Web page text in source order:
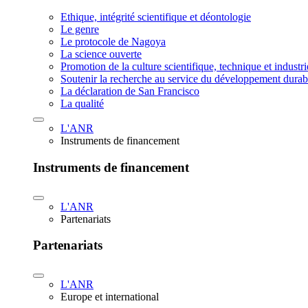
Ethique, intégrité scientifique et déontologie
Le genre
Le protocole de Nagoya
La science ouverte
Promotion de la culture scientifique, technique et
Soutenir la recherche au service du développement
La déclaration de San Francisco
La qualité
L'ANR
Instruments de financement
Instruments de financement
L'ANR
Partenariats
Partenariats
L'ANR
Europe et international